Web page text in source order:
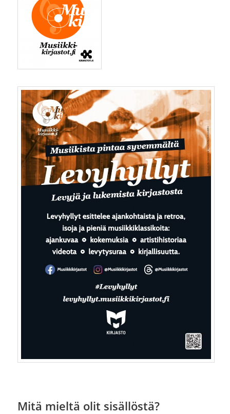
Mitä mieltä olit sisällöstä?